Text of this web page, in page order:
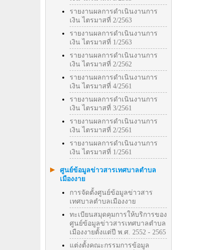
รายงานผลการดำเนินงานการ
เงิน ไตรมาสที่ 2/2563
รายงานผลการดำเนินงานการ
เงิน ไตรมาสที่ 1/2563
รายงานผลการดำเนินงานการ
เงิน ไตรมาสที่ 2/2562
รายงานผลการดำเนินงานการ
เงิน ไตรมาสที่ 4/2561
รายงานผลการดำเนินงานการ
เงิน ไตรมาสที่ 3/2561
รายงานผลการดำเนินงานการ
เงิน ไตรมาสที่ 2/2561
รายงานผลการดำเนินงานการ
เงิน ไตรมาสที่ 1/2561
ศูนย์ข้อมูลข่าวสารเทศบาลตำบล
เมืองงาย
การจัดตั้งศูนย์ข้อมูลข่าวสาร
เทศบาลตำบลเมืองงาย
ทะเบียนสมุดคุมการให้บริการของ
ศูนย์ข้อมูลข่าวสารเทศบาลตำบล
เมืองงายตั้งแต่ปี พ.ศ. 2552 - 2565
แต่งตั้งคณะกรรมการข้อมูล